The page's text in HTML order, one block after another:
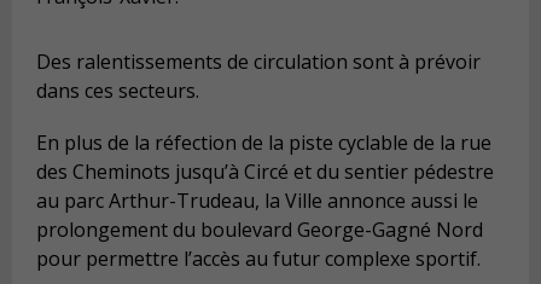
Des ralentissements de circulation sont à prévoir
dans ces secteurs.
En plus de la réfection de la piste cyclable de la rue
des Cheminots jusqu’à Circé et du sentier pédestre
au parc Arthur-Trudeau, la Ville annonce aussi le
prolongement du boulevard George-Gagné Nord
pour permettre l’accès au futur complexe sportif.